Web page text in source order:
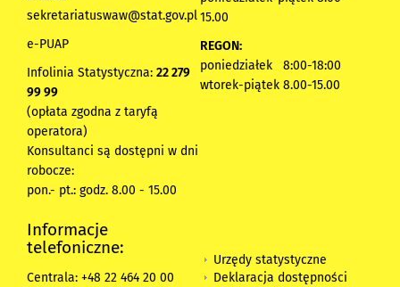
sekretariatuswaw@stat.gov.pl
e-PUAP
Infolinia Statystyczna: 22 279
99 99
(opłata zgodna z taryfą
operatora)
Konsultanci są dostępni w dni
robocze:
pon.- pt.: godz. 8.00 - 15.00
15.00
REGON:
poniedziałek 8:00-18:00
wtorek-piątek 8.00-15.00
Informacje
telefoniczne:
Centrala: +48 22 464 20 00
Urzędy statystyczne
Deklaracja dostępności